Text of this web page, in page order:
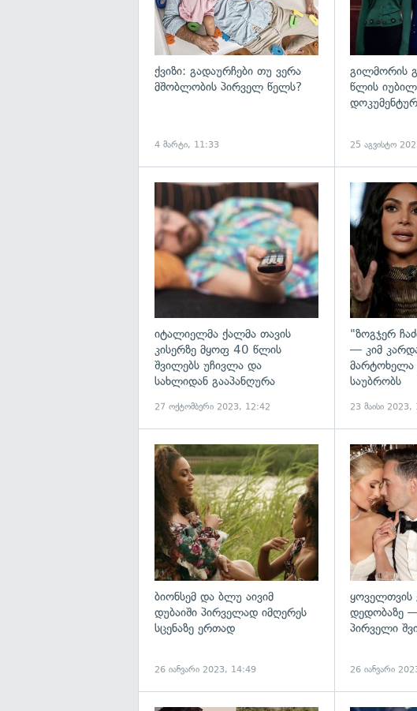
ქვიზი: გადაურჩები თუ ვერა
მშობლობის პირველ წელს?
4 მარტი, 11:33
გილმორის
წლის
25 აგვისტო
გადახედვა
იტალიელმა ქალმა თავის
კისერზე მყოფ 40 წლის
შვილებს უჩივლა და
სახლიდან გააპანღურა
27 ოქტომბერი 2023, 12:42
"ზოგჯერ
— კიმ
მარტოხელა
საუბრობს
23 მაისი 2023,
გადახედვა
ბიონსემ და ბლუ აივიმ
დუბაიში პირველად იმღერეს
სცენაზე ერთად
26 იანვარი 2023, 14:49
ყოველთვის
დედობაზე
პირველი
26 იანვარი